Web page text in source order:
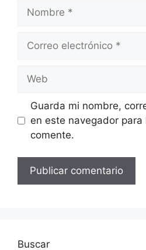
electrónico
Guarda mi nombre,
en este navegador para
comente.
Buscar